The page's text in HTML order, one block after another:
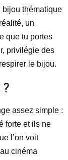
bijou thématique
un
que tu portes
privilégie des
le bijou.
?
assez simple :
forte et ils ne
l’on voit
cinéma